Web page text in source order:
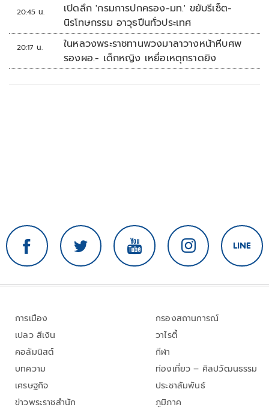
20:45 น.
เปิดลึก 'กรมการปกครอง-มท.' ขยับรีเซ็ต-
นิรโทษกรรม อาวุธปืนทั่วประเทศ
20:17 น.
ในหลวงพระราชทานพวงมาลาวางหน้าหีบศพ
รองผอ.- เด็กหญิง เหยื่อเหตุกราดยิง
การเมือง
เปลว สีเงิน
คอลัมนิสต์
บทความ
เศรษฐกิจ
ข่าวพระราชสำนัก
กรองสถานการณ์
วาไรตี้
กีฬา
ท่องเที่ยว – ศิลปวัฒนธรรม
ประชาสัมพันธ์
ภูมิภาค